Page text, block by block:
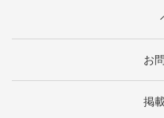
お
掲